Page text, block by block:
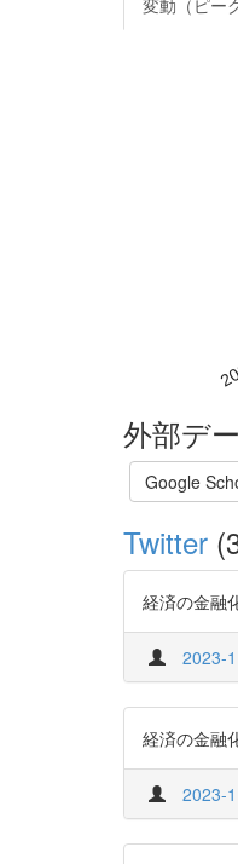
変動（ピー
外部デ
Google
Twitter
経済の金融
2023-
経済の金融
2023-